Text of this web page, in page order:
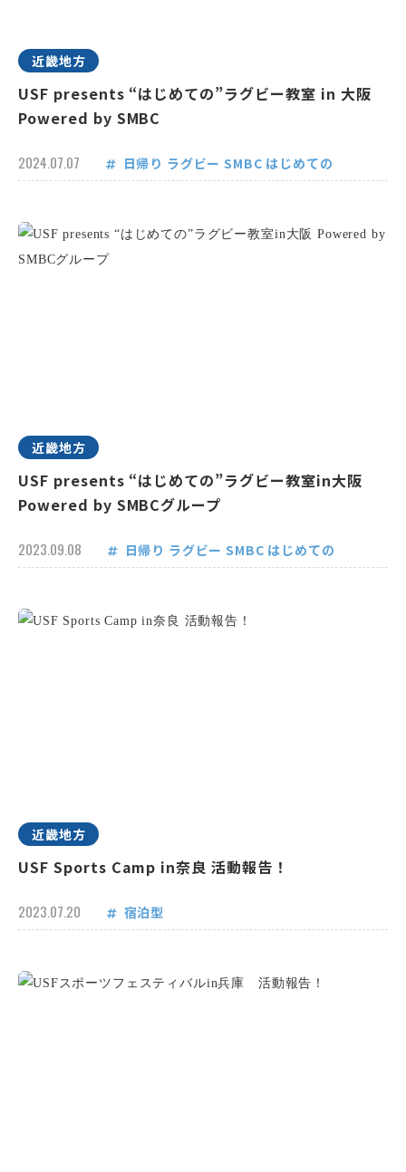
近畿地方
USF presents “はじめての”ラグビー教室 in 大阪
Powered by SMBC
2024.07.07 日帰り ラグビー SMBC はじめての
近畿地方
USF presents “はじめての”ラグビー教室in大阪
Powered by SMBCグループ
2023.09.08 日帰り ラグビー SMBC はじめての
近畿地方
USF Sports Camp in奈良 活動報告！
2023.07.20 宿泊型